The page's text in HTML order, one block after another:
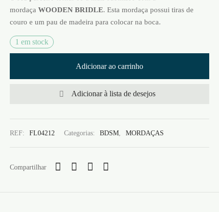
mordaça WOODEN BRIDLE. Esta mordaça possui tiras de
couro e um pau de madeira para colocar na boca.
1 em stock
Adicionar ao carrinho
Adicionar à lista de desejos
REF: FL04212 Categorias: BDSM MORDAÇAS
Compartilhar